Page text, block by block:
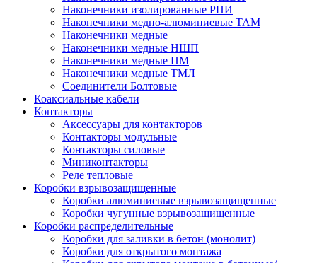
Наконечники изолированные РПИ
Наконечники медно-алюминиевые ТАМ
Наконечники медные
Наконечники медные НШП
Наконечники медные ПМ
Наконечники медные ТМЛ
Соединители Болтовые
Коаксиальные кабели
Контакторы
Аксессуары для контакторов
Контакторы модульные
Контакторы силовые
Миниконтакторы
Реле тепловые
Коробки взрывозащищенные
Коробки алюминиевые взрывозащищенные
Коробки чугунные взрывозащищенные
Коробки распределительные
Коробки для заливки в бетон (монолит)
Коробки для открытого монтажа